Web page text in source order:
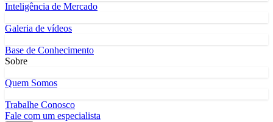
Inteligência de Mercado
Galeria de vídeos
Base de Conhecimento
Sobre
Quem Somos
Trabalhe Conosco
Fale com um especialista